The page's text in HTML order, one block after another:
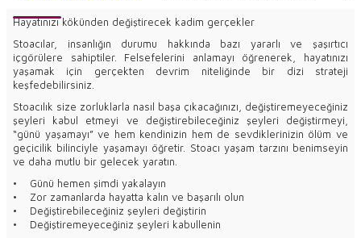
Hayatınızı kökünden değiştirecek kadim gerçekler
Stoacılar, insanlığın durumu hakkında bazı yararlı ve şaşırtıcı
içgörülere sahiptiler. Felsefelerini anlamayı öğrenerek, hayatınızı
yaşamak için gerçekten devrim niteliğinde bir dizi strateji
keşfedebilirsiniz.
Stoacılık size zorluklarla nasıl başa çıkacağınızı, değiştiremeyeceğiniz
şeyleri kabul etmeyi ve değiştirebileceğiniz şeyleri değiştirmeyi,
“günü yaşamayı” ve hem kendinizin hem de sevdiklerinizin ölüm ve
geçicilik bilinciyle yaşamayı öğretir. Stoacı yaşam tarzını benimseyin
ve daha mutlu bir gelecek yaratın.
• Günü hemen şimdi yakalayın
• Zor zamanlarda hayatta kalın ve başarılı olun
• Değiştirebileceğiniz şeyleri değiştirin
• Değiştiremeyeceğiniz şeyleri kabullenin